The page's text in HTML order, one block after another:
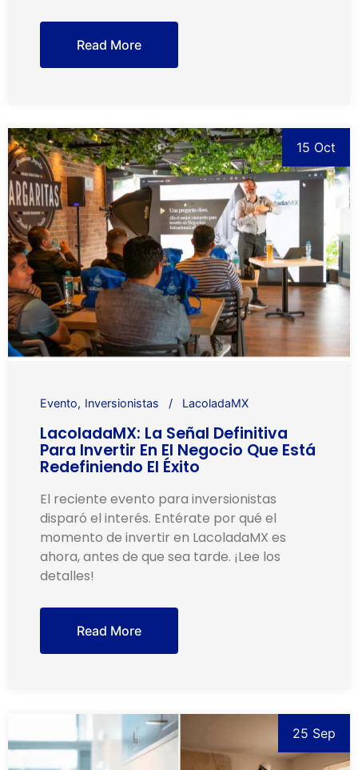
Read More
15 Oct
Evento Inversionistas LacoladaMX
LacoladaMX: La Señal Definitiva
Para Invertir En El Negocio Que Está
Redefiniendo El Éxito
El reciente evento para inversionistas
disparó el interés. Entérate por qué el
momento de invertir en LacoladaMX es
ahora, antes de que sea tarde. ¡Lee los
detalles!
Read More
25 Sep